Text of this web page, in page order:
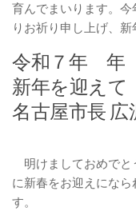
育んでまいります。
りお祈り申し上げ、新
令和７年
新年を迎えて
名古屋市長
明けましておめでと
に新春をお迎えにな
す。